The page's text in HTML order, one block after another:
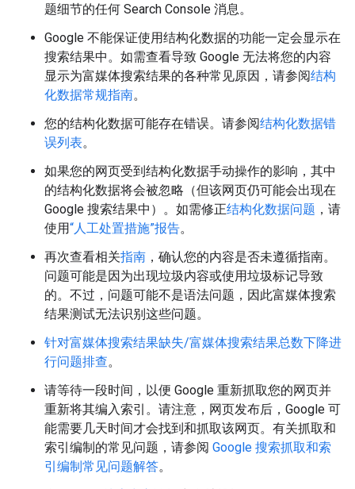
题细节的任何 Search Console 消息。
Google 不能保证使用结构化数据的功能一定会显示在
搜索结果中。如需查看导致 Google 无法将您的内容
显示为富媒体搜索结果的各种常见原因，请参阅结构
化数据常规指南。
您的结构化数据可能存在错误。请参阅结构化数据错
误列表。
如果您的网页受到结构化数据手动操作的影响，其中
的结构化数据将会被忽略（但该网页仍可能会出现在
Google 搜索结果中）。如需修正结构化数据问题 ，请
使用“人工处置措施”报告。
再次查看相关指南 ，确认您的内容是否未遵循指南。
问题可能是因为出现垃圾内容或使用垃圾标记导致
的。不过，问题可能不是语法问题，因此富媒体搜索
结果测试无法识别这些问题。
针对富媒体搜索结果缺失/富媒体搜索结果总数下降进
行问题排查。
请等待一段时间，以便 Google 重新抓取您的网页并
重新将其编入索引。请注意，网页发布后，Google 可
能需要几天时间才会找到和抓取该网页。有关抓取和
索引编制的常见问题，请参阅 Google 搜索抓取和索
引编制常见问题解答。